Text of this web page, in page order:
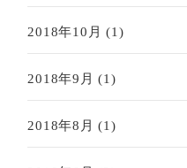
2018年10月 (1)
2018年9月 (1)
2018年8月 (1)